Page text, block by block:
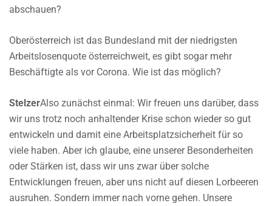
abschauen?
Oberösterreich ist das Bundesland mit der niedrigsten
Arbeitslosenquote österreichweit, es gibt sogar mehr
Beschäftigte als vor Corona. Wie ist das möglich?
StelzerAlso zunächst einmal: Wir freuen uns darüber, dass
wir uns trotz noch anhaltender Krise schon wieder so gut
entwickeln und damit eine Arbeitsplatzsicherheit für so
viele haben. Aber ich glaube, eine unserer Besonderheiten
oder Stärken ist, dass wir uns zwar über solche
Entwicklungen freuen, aber uns nicht auf diesen Lorbeeren
ausruhen. Sondern immer nach vorne gehen. Unsere